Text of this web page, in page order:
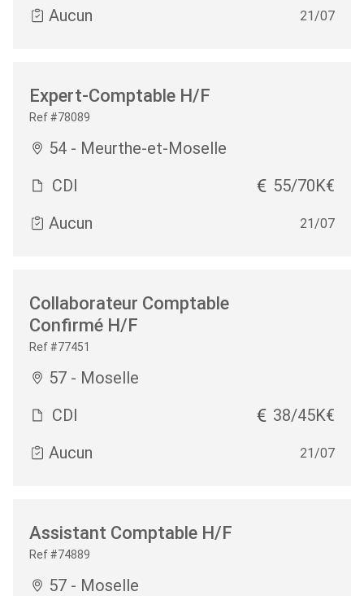
Aucun
21/07
Expert-Comptable H/F
Ref #78089
54 - Meurthe-et-Moselle
CDI
55/70K€
Aucun
21/07
Collaborateur Comptable
Confirmé H/F
Ref #77451
57 - Moselle
CDI
38/45K€
Aucun
21/07
Assistant Comptable H/F
Ref #74889
57 - Moselle